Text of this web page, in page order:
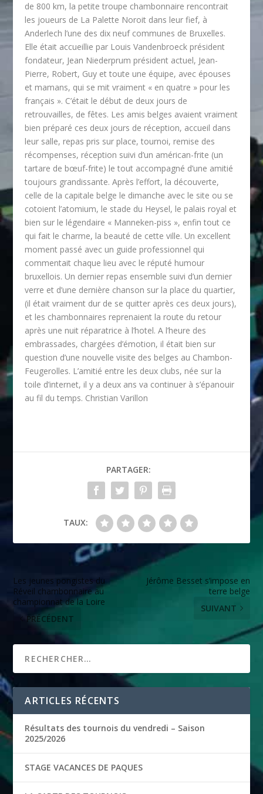
de 800 km, la petite troupe chambonnaire rencontrait
les joueurs de La Palette Noroit dans leur fief, à
Anderlech l’une des dix neuf communes de Bruxelles.
Elle était accueillie par Louis Vandenbroeck président
fondateur, Jean Niederprum président actuel, Jean-
Pierre, Robert, Guy et toute une équipe, avec épouses
et mamans, qui se mit vraiment « en quatre » pour les
français ». C’était le début de deux jours de
retrouvailles, de fêtes. Les amis belges avaient vraiment
bien préparé ces deux jours de réception, accueil dans
leur salle, repas pris sur place, tournoi, remise des
récompenses, réception suivi d’un américan-frite (un
tartare de bœuf-frite) le tout accompagné d’une amitié
toujours grandissante. Après l’effort, la découverte,
celle de la capitale belge le dimanche avec le site ou se
cotoient l’atomium, le stade du Heysel, le palais royal et
bien sur le légendaire « Manneken-piss », enfin tout ce
qui fait le charme, la beauté de cette ville. Un excellent
moment passé avec un guide professionnel qui
commentait chaque lieu avec le réputé humour
bruxellois. Un dernier repas ensemble suivi d’un dernier
verre et d’une dernière chanson sur la place du quartier,
(il était vraiment dur de se quitter après ces deux jours),
et les chambonnaires reprenaient la route du retour
après une nuit réparatrice à l’hotel. A l’heure des
embrassades, chargées d’émotion, il était bien sur
question d’une nouvelle visite des belges au Chambon-
Feugerolles. L’amitié entre les deux clubs, née sur la
toile d’internet, il y a deux ans va continuer à s’épanouir
au fil du temps. Christian Varillon
PARTAGER:
TAUX:
Les jeunes pongistes du
Réveil chambonnaire au
championnat de la Loire
PRÉCÉDENT
Jérôme Besset s’impose en
terre belge
SUIVANT
ARTICLES RÉCENTS
Résultats des tournois du vendredi – Saison
2025/2026
STAGE VACANCES DE PAQUES